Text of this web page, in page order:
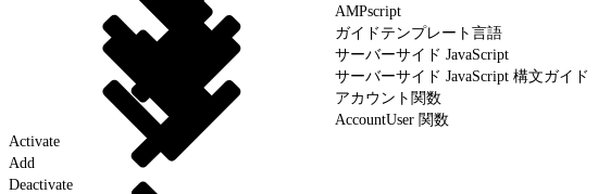
AMPscript
ガイドテンプレート言語
サーバーサイド JavaScript
サーバーサイド JavaScript 構文ガイド
アカウント関数
AccountUser 関数
Activate
Add
Deactivate